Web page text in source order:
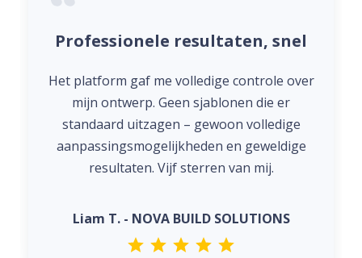
Professionele resultaten, snel
Het platform gaf me volledige controle over
mijn ontwerp. Geen sjablonen die er
standaard uitzagen – gewoon volledige
aanpassingsmogelijkheden en geweldige
resultaten. Vijf sterren van mij.
Liam T. - NOVA BUILD SOLUTIONS